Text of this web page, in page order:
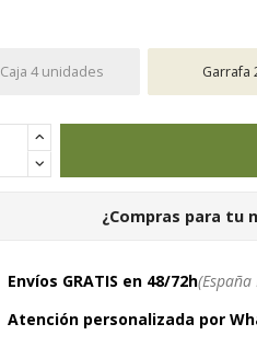
Caja 4 unidades Garrafa
¿Compras para tu
Envíos GRATIS en 48/72h(España
Atención personalizada por